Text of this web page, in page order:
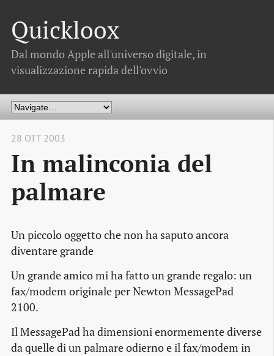
Quickloox
Dal mondo Apple all'universo digitale, in
visualizzazione rapida dell'ovvio
28 OTT 2003
In malinconia del
palmare
Un piccolo oggetto che non ha saputo ancora
diventare grande
Un grande amico mi ha fatto un grande regalo: un
fax/modem originale per Newton MessagePad
2100.
Il MessagePad ha dimensioni enormemente diverse
da quelle di un palmare odierno e il fax/modem in